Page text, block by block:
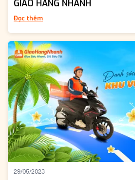
GIAO HÀNG NHANH
Đọc thêm
29/05/2023